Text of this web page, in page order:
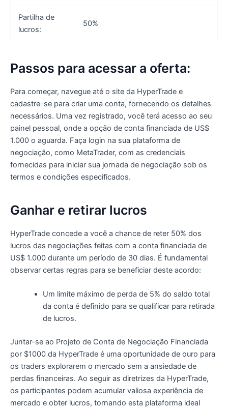
Partilha de
lucros:
50%
Passos para acessar a oferta:
Para começar, navegue até o site da HyperTrade e
cadastre-se para criar uma conta, fornecendo os detalhes
necessários. Uma vez registrado, você terá acesso ao seu
painel pessoal, onde a opção de conta financiada de US$
1.000 o aguarda. Faça login na sua plataforma de
negociação, como MetaTrader, com as credenciais
fornecidas para iniciar sua jornada de negociação sob os
termos e condições especificados.
Ganhar e retirar lucros
HyperTrade concede a você a chance de reter 50% dos
lucros das negociações feitas com a conta financiada de
US$ 1.000 durante um período de 30 dias. É fundamental
observar certas regras para se beneficiar deste acordo:
Um limite máximo de perda de 5% do saldo total
da conta é definido para se qualificar para retirada
de lucros.
Juntar-se ao Projeto de Conta de Negociação Financiada
por $1000 da HyperTrade é uma oportunidade de ouro para
os traders explorarem o mercado sem a ansiedade de
perdas financeiras. Ao seguir as diretrizes da HyperTrade,
os participantes podem acumular valiosa experiência de
mercado e obter lucros, tornando esta plataforma ideal